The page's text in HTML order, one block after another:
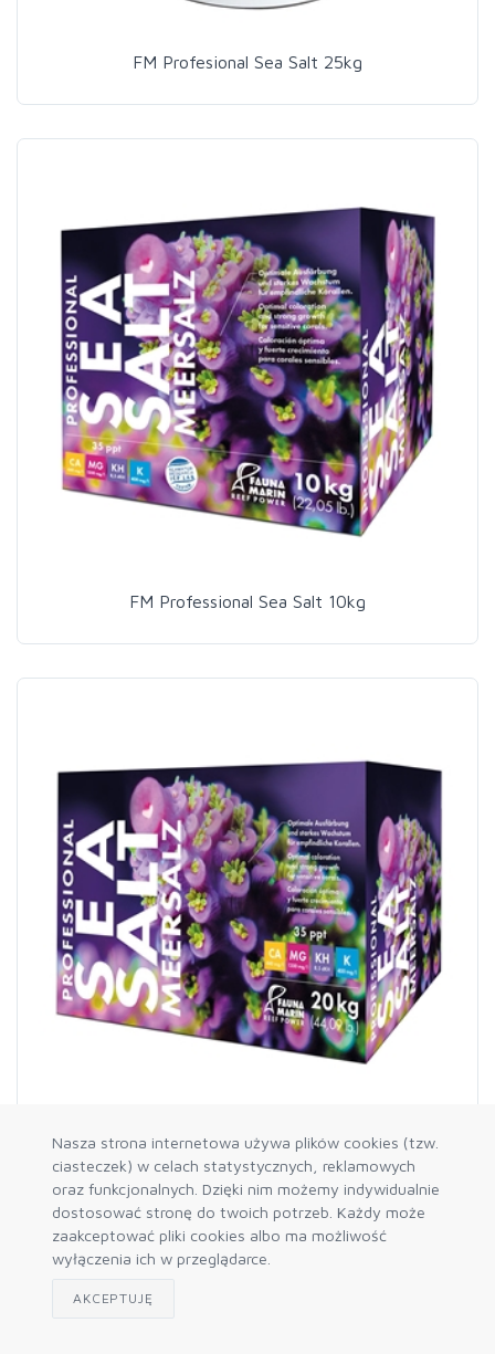
Nasza strona internetowa używa plików cookies (tzw.
ciasteczek) w celach statystycznych, reklamowych
oraz funkcjonalnych. Dzięki nim możemy indywidualnie
dostosować stronę do twoich potrzeb. Każdy może
zaakceptować pliki cookies albo ma możliwość
wyłączenia ich w przeglądarce.
AKCEPTUJĘ
FM Profesional Sea Salt 25kg
FM Professional Sea Salt 10kg
FM Professional Sea Salt 20kg karton